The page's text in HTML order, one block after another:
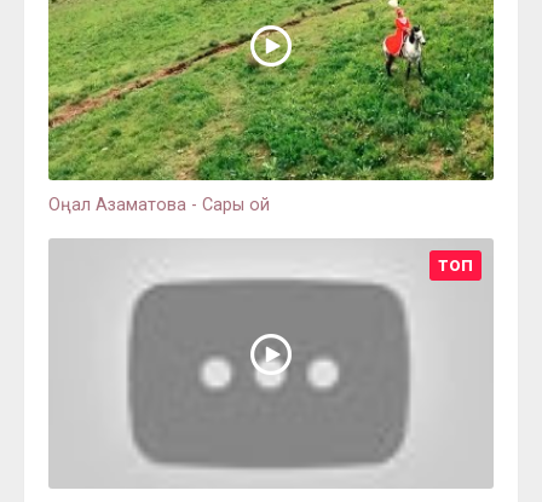
Оңал Азаматова - Сары ой
ТОП